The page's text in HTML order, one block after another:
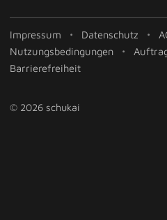
Impressum Datenschutz
Nutzungsbedingungen
Barrierefreiheit
© 2026 schukai